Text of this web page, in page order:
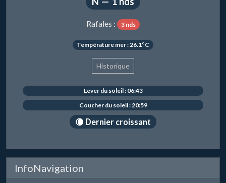
Rafales : 3 nds
Température mer : 26.1°C
Historique
Lever du soleil : 06:43
Coucher du soleil : 20:59
🌘 Dernier croissant
InfoNavigation